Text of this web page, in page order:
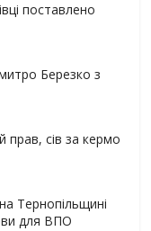
поставлено
Березко з
прав, сів за кермо
Тернопільщині
для ВПО